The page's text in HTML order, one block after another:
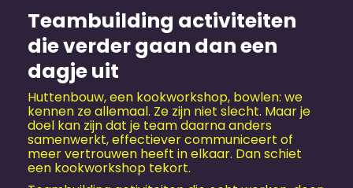
Teambuilding activiteiten
die verder gaan dan een
dagje uit
Huttenbouw, een kookworkshop, bowlen: we
kennen ze allemaal. Ze zijn niet slecht. Maar je
doel kan zijn dat je team daarna anders
samenwerkt, effectiever communiceert of
meer vertrouwen heeft in elkaar. Dan schiet
een kookworkshop tekort.